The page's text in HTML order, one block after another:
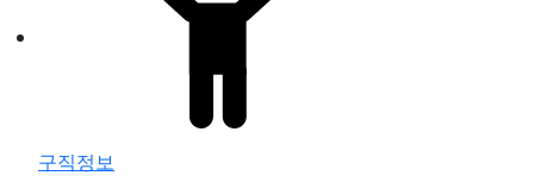
구직정보